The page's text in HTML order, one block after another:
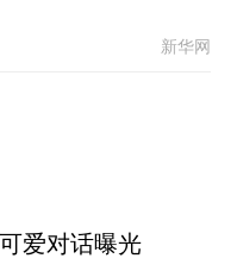
新华网
爱对话曝光